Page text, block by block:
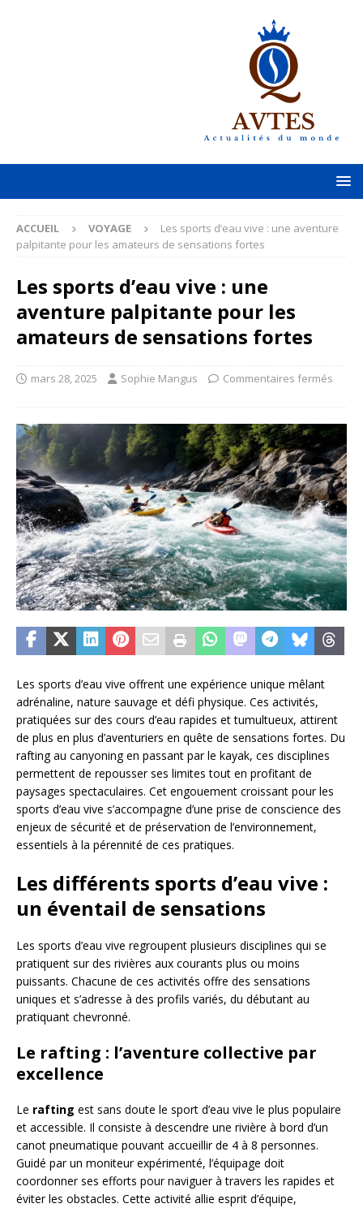
ACCUEIL VOYAGE
Les sports d’eau vive : une aventure
palpitante pour les amateurs de sensations fortes
Les sports d’eau vive : une
aventure palpitante pour les
amateurs de sensations fortes
mars 28, 2025 Sophie Mangus Commentaires fermés
Les sports d’eau vive offrent une expérience unique mêlant
adrénaline, nature sauvage et défi physique. Ces activités,
pratiquées sur des cours d’eau rapides et tumultueux, attirent
de plus en plus d’aventuriers en quête de sensations fortes. Du
rafting au canyoning en passant par le kayak, ces disciplines
permettent de repousser ses limites tout en profitant de
paysages spectaculaires. Cet engouement croissant pour les
sports d’eau vive s’accompagne d’une prise de conscience des
enjeux de sécurité et de préservation de l’environnement,
essentiels à la pérennité de ces pratiques.
Les différents sports d’eau vive :
un éventail de sensations
Les sports d’eau vive regroupent plusieurs disciplines qui se
pratiquent sur des rivières aux courants plus ou moins
puissants. Chacune de ces activités offre des sensations
uniques et s’adresse à des profils variés, du débutant au
pratiquant chevronné.
Le rafting : l’aventure collective par
excellence
Le rafting est sans doute le sport d’eau vive le plus populaire
et accessible. Il consiste à descendre une rivière à bord d’un
canot pneumatique pouvant accueillir de 4 à 8 personnes.
Guidé par un moniteur expérimenté, l’équipage doit
coordonner ses efforts pour naviguer à travers les rapides et
éviter les obstacles. Cette activité allie esprit d’équipe,